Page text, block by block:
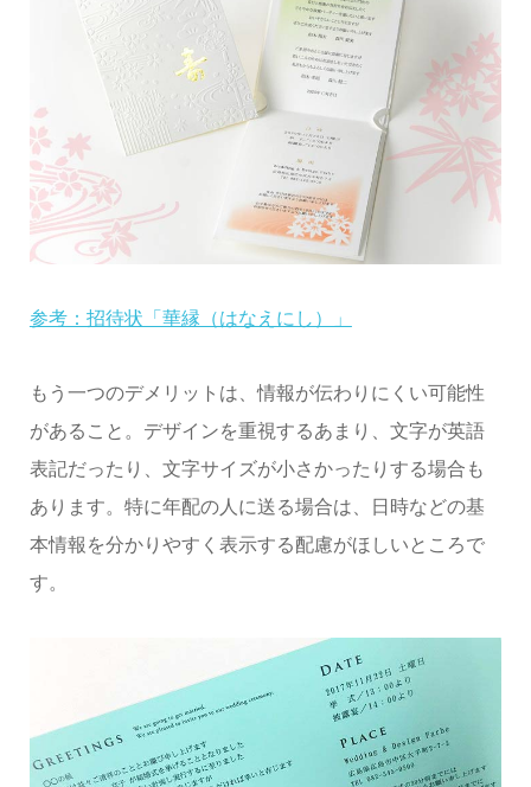
参考：招待状「華縁（はなえにし）」
もう一つのデメリットは、情報が伝わりにくい可能性
があること。デザインを重視するあまり、文字が英語
表記だったり、文字サイズが小さかったりする場合も
あります。特に年配の人に送る場合は、日時などの基
本情報を分かりやすく表示する配慮がほしいところで
す。